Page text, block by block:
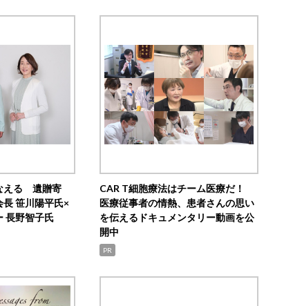
える 遺贈寄
笹川陽平氏×
長野智子氏
CAR T細胞療法はチーム医療だ！
医療従事者の情熱、患者さんの思い
を伝えるドキュメンタリー動画を公
開中
PR